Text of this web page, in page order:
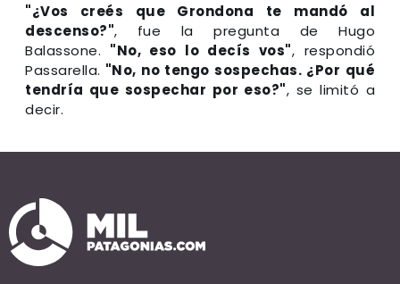
"¿Vos creés que Grondona te mandó al
descenso?", fue la pregunta de Hugo
Balassone. "No, eso lo decís vos", respondió
Passarella. "No, no tengo sospechas. ¿Por qué
tendría que sospechar por eso?", se limitó a
decir.